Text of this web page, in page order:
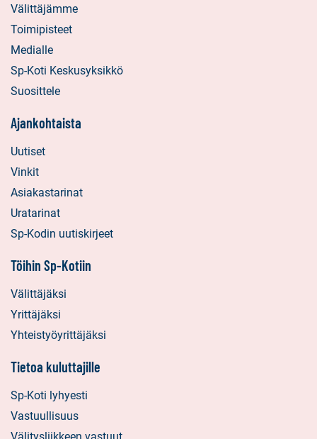
Välittäjämme
Toimipisteet
Medialle
Sp-Koti Keskusyksikkö
Suosittele
Ajankohtaista
Uutiset
Vinkit
Asiakastarinat
Uratarinat
Sp-Kodin uutiskirjeet
Töihin Sp-Kotiin
Välittäjäksi
Yrittäjäksi
Yhteistyöyrittäjäksi
Tietoa kuluttajille
Sp-Koti lyhyesti
Vastuullisuus